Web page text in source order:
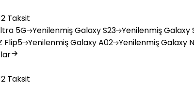
Taksit
5G YenilenmişGalaxy S23 YenilenmişGalaxy
Flip5 YenilenmişGalaxy A02 YenilenmişGalaxy
Taksit